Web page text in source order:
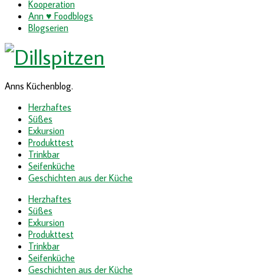
Kooperation
Ann ♥ Foodblogs
Blogserien
Anns Küchenblog.
Herzhaftes
Süßes
Exkursion
Produkttest
Trinkbar
Seifenküche
Geschichten aus der Küche
Herzhaftes
Süßes
Exkursion
Produkttest
Trinkbar
Seifenküche
Geschichten aus der Küche